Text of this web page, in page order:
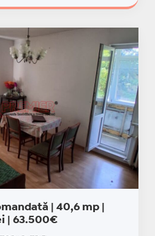
| 40,6 mp |
| 63.500€